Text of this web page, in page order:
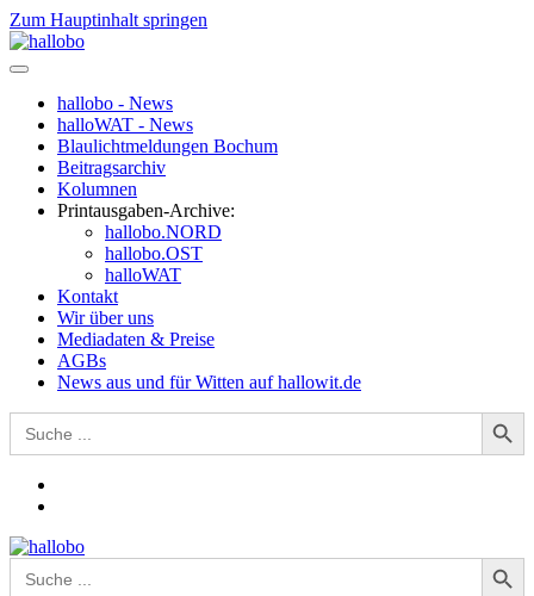
Zum Hauptinhalt springen
hallobo - News
halloWAT - News
Blaulichtmeldungen Bochum
Beitragsarchiv
Kolumnen
Printausgaben-Archive:
hallobo.NORD
hallobo.OST
halloWAT
Kontakt
Wir über uns
Mediadaten & Preise
AGBs
News aus und für Witten auf hallowit.de
Search
for:
Search Button
Search
for:
Search Button